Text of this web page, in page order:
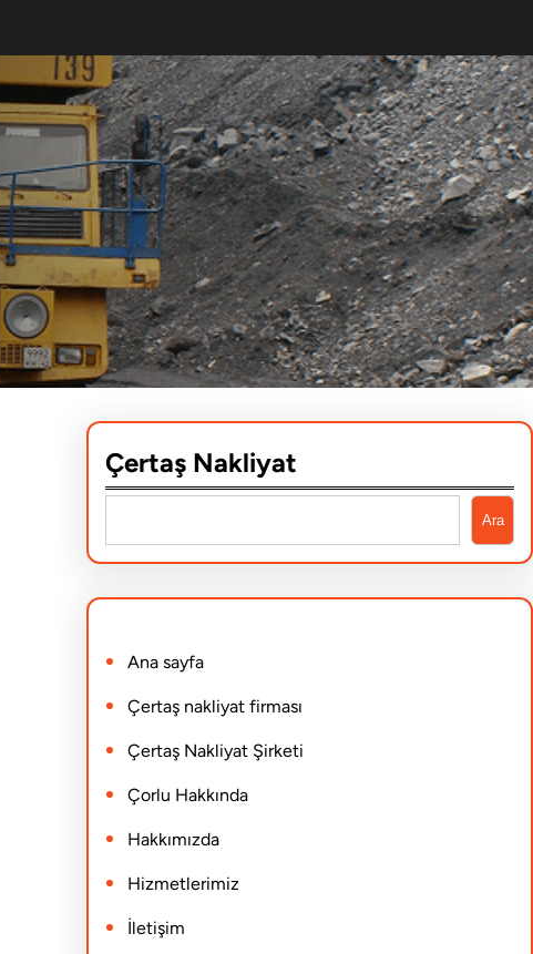
Çertaş Nakliyat
e
a
c
h
Ara
Ana sayfa
Çertaş nakliyat firması
Çertaş Nakliyat Şirketi
Çorlu Hakkında
Hakkımızda
Hizmetlerimiz
İletişim